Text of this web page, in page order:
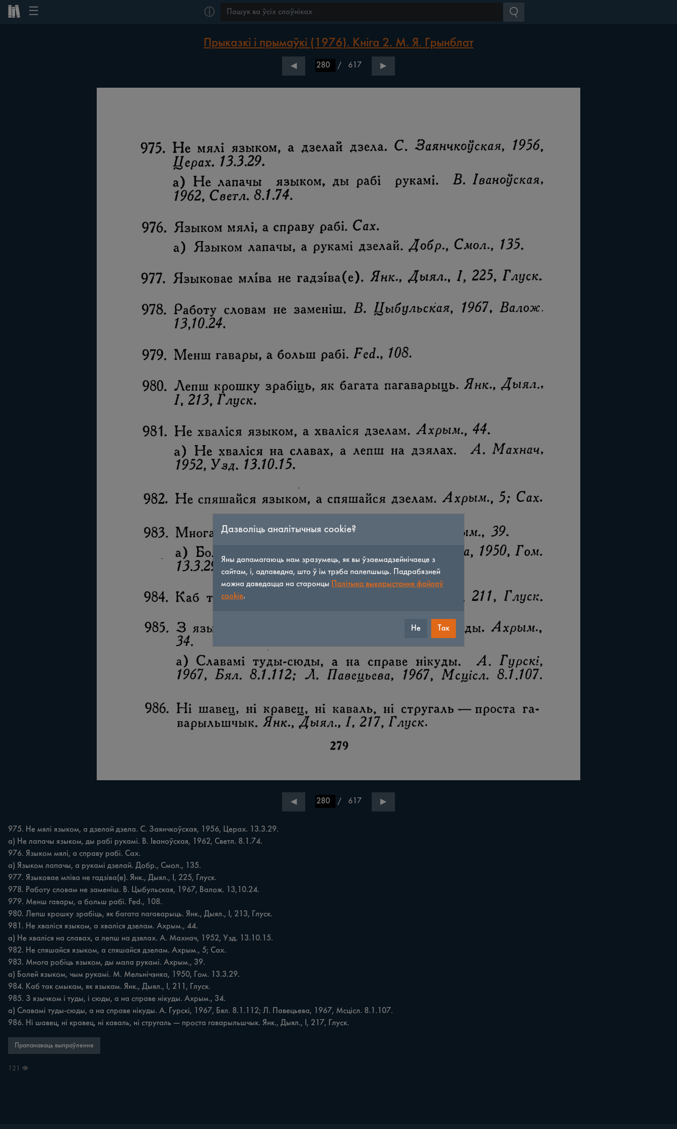
☰ ⓘ
Прыказкі і прымаўкі (1976). Кніга 2. М. Я. Грынблат
◀ / 617 ▶
◀ / 617 ▶
975. Не мялі языком, а дзелай дзела. С. Заянчкоўская, 1956, Церах. 13.3.29.
а) Не лапачы языком, ды рабі рукамі. В. Іваноўская, 1962, Светл. 8.1.74.
976. Языком мялі, а справу рабі. Сах.
а) Языком лапачы, а рукамі дзелай. Добр., Смол., 135.
977. Языковае мліва не гадзіва(е). Янк., Дыял., І, 225, Глуск.
978. Работу словам не заменіш. В. Цыбульская, 1967, Валож. 13,10.24.
979. Менш гавары, а больш рабі. Fed., 108.
980. Лепш крошку зрабіць, як багата пагаварыць. Янк., Дыял., І, 213, Глуск.
981. Не хваліся языком, а хваліся дзелам. Ахрым., 44.
а) Не хваліся на славах, а лепш на дзялах. А. Махнач, 1952, Узд. 13.10.15.
982. Не спяшайся языком, а спяшайся дзелам. Ахрым., 5; Сах.
983. Многа робіць языком, ды мала рукамі. Ахрым., 39.
а) Болей языком, чым рукамі. М. Мельнічэнка, 1950, Гом. 13.3.29.
984. Каб так смыкам, як языкам. Янк., Дыял., І, 211, Глуск.
985. З язычком і туды, і сюды, а на справе нікуды. Ахрым., 34.
а) Славамі туды-сюды, а на справе нікуды. А. Гурскі, 1967, Бял. 8.1.112; Л. Павецьева, 1967, Мсцісл. 8.1.107.
986. Ні шавец, ні кравец, ні каваль, ні стругаль — проста гаварыльшчык. Янк., Дыял., І, 217, Глуск.
Прапанаваць выпраўленне
121 👁
Дазволіць аналітычныя cookie?
Яны дапамагаюць нам зразумець, як вы ўзаемадзейнічаеце з
сайтам, і, адпаведна, што ў ім трэба палепшыць. Падрабязней
можна даведацца на старонцы
Палітыка выкарыстання файлаў
cookie.
Не Так